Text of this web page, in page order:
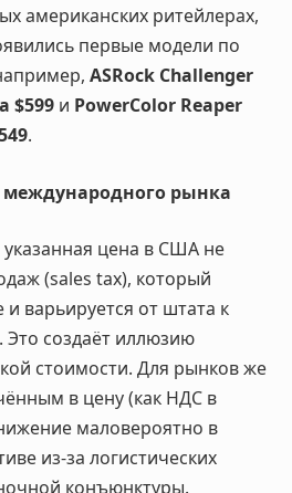
американских ритейлерах,
первые модели по
ASRock Challenger
$599 и PowerColor Reaper
.
рынка
цена в США не
(sales tax), который
и варьируется от штата к
Это создаёт иллюзию
стоимости. Для рынков же
в цену (как НДС в
маловероятно в
из-за логистических
конъюнктуры.